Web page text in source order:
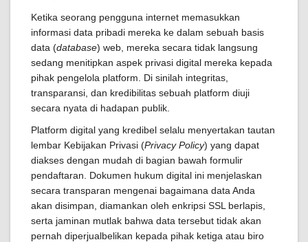
Ketika seorang pengguna internet memasukkan
informasi data pribadi mereka ke dalam sebuah basis
data (database) web, mereka secara tidak langsung
sedang menitipkan aspek privasi digital mereka kepada
pihak pengelola platform. Di sinilah integritas,
transparansi, dan kredibilitas sebuah platform diuji
secara nyata di hadapan publik.
Platform digital yang kredibel selalu menyertakan tautan
lembar Kebijakan Privasi (Privacy Policy) yang dapat
diakses dengan mudah di bagian bawah formulir
pendaftaran. Dokumen hukum digital ini menjelaskan
secara transparan mengenai bagaimana data Anda
akan disimpan, diamankan oleh enkripsi SSL berlapis,
serta jaminan mutlak bahwa data tersebut tidak akan
pernah diperjualbelikan kepada pihak ketiga atau biro